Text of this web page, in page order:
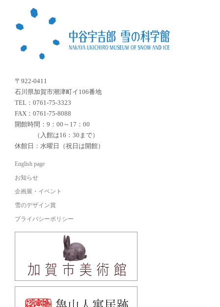
〒922-0411
石川県加賀市潮津町イ106番地
TEL：0761-75-3323
FAX：0761-75-8088
開館時間：9：00～17：00
（入館は16：30まで）
休館日：水曜日（祝日は開館）
English page
お知らせ
企画展・イベント
雪のデザイン賞
プライバシーポリシー